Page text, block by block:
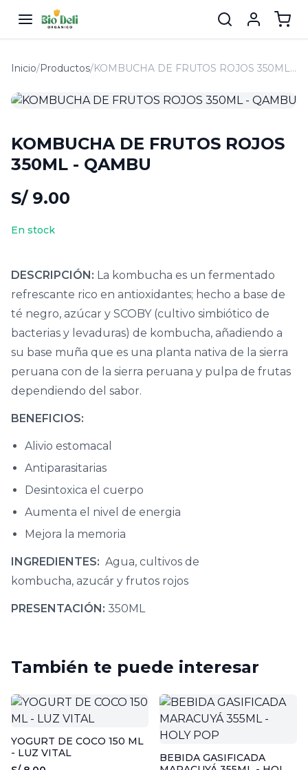
Inicio/Productos/ KOMBUCHA DE FRUTOS ROJOS 350ML - QAMBU
KOMBUCHA DE FRUTOS ROJOS
350ML - QAMBU
S/ 9.00
En stock
DESCRIPCIÓN: La kombucha es un fermentado
refrescante rico en antioxidantes; hecho a base de
té negro, azúcar y SCOBY (cultivo simbiótico de
bacterias y levaduras) de kombucha, añadiendo a
su base muña que es una planta nativa de la sierra
peruana con de la sierra peruana y pulpa de frutas
dependiendo del sabor.
BENEFICIOS:
Alivio estomacal
Antiparasitarias
Desintoxica el cuerpo
Aumenta el nivel de energia
Mejora la memoria
INGREDIENTES: Agua, cultivos de
kombucha, azucár y frutos rojos
PRESENTACIÓN: 350ML
También te puede interesar
YOGURT DE COCO 150 ML
- LUZ VITAL
BEBIDA GASIFICADA